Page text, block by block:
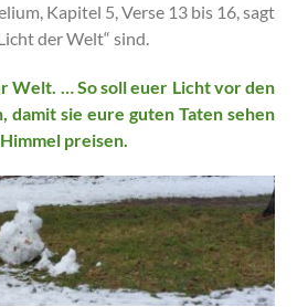
Kapitel 5, Verse 13 bis 16, sagt
der Welt“ sind.
Welt. … So soll euer Licht vor den
damit sie eure guten Taten sehen
preisen.